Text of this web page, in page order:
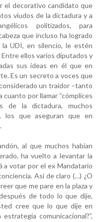
el decorativo candidato que
viudos de la dictadura y a
politizados, para
que incluso ha logrado
UDI, en silencio, le estén
ellos varios diputados y
sus ideas en él que en
Es un secreto a voces que
un traidor –tanto
por llamar “cómplices
de la dictadura, muchos
los que aseguran que en
al que muchos habían
ha vuelto a levantar la
a votar por el ex Mandatario
Así de claro (…) ¿O
que me pare en la plaza y
de todo lo que dije,
cree que lo que dije en
comunicacional?”,